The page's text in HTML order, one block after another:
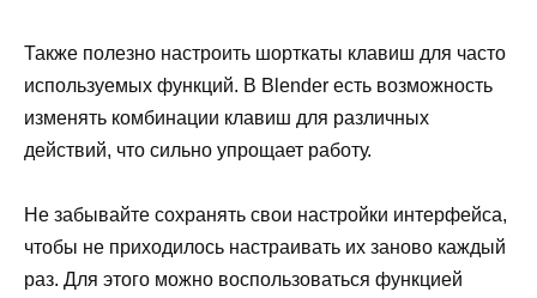
Также полезно настроить шорткаты клавиш для часто
используемых функций. В Blender есть возможность
изменять комбинации клавиш для различных
действий, что сильно упрощает работу.
Не забывайте сохранять свои настройки интерфейса,
чтобы не приходилось настраивать их заново каждый
раз. Для этого можно воспользоваться функцией